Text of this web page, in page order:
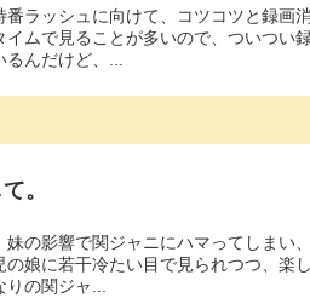
番ラッシュに向けて、コツコツと録画
イムで見ることが多いので、ついつい
んだけど、...
。
妹の影響で関ジャニにハマってしまい
の娘に若干冷たい目で見られつつ、
の関ジャ...